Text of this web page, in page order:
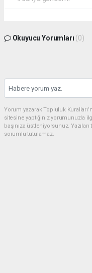
Okuyucu Yorumları (0)
Yorum yazarak Topluluk
sitesine yaptığınız yorumunuzla
başınıza üstleniyorsunuz.
sorumlu tutulamaz.